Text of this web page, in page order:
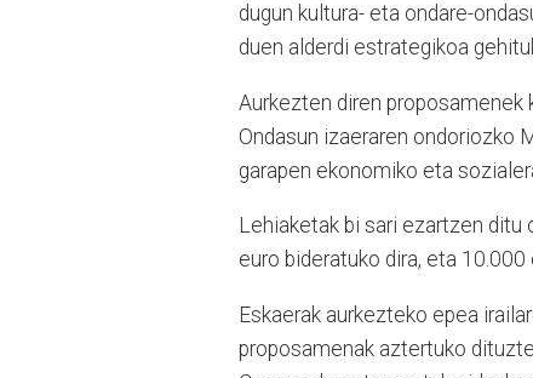
dugun kultura- eta ondare-
duen alderdi estrategikoa
Aurkezten diren
Ondasun izaeraren ondoriozko
garapen ekonomiko eta
Lehiaketak bi sari ezartzen
euro bideratuko dira, eta 10.000
Eskaerak aurkezteko epea
proposamenak aztertuko